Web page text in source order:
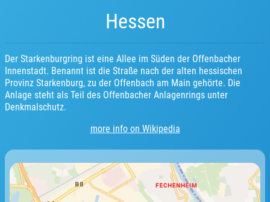
Hessen
Der Starkenburgring ist eine Allee im Süden der Offenbacher
Innenstadt. Benannt ist die Straße nach der alten hessischen
Provinz Starkenburg, zu der Offenbach am Main gehörte. Die
Anlage steht als Teil des Offenbacher Anlagenrings unter
Denkmalschutz.
more info on Wikipedia